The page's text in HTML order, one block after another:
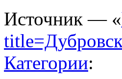
Источник — «
Категории: